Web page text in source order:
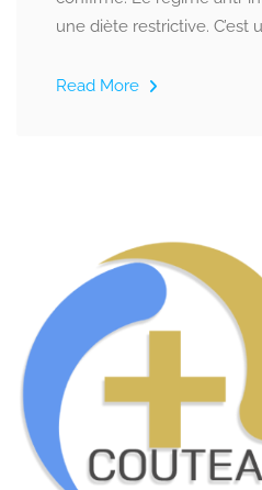
une diète restrictive. C’est
Read More